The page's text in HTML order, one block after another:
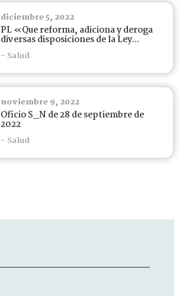
diciembre 5, 2022
PL «Que reforma, adiciona y deroga
diversas disposiciones de la Ley...
- Salud
noviembre 9, 2022
Oficio S_N de 28 de septiembre de
2022
- Salud